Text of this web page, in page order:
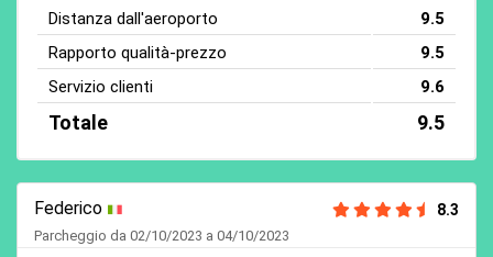
Distanza dall'aeroporto
9.5
Rapporto qualità-prezzo
9.5
Servizio clienti
9.6
Totale 9.5
Federico 8.3
Parcheggio da 02/10/2023 a 04/10/2023